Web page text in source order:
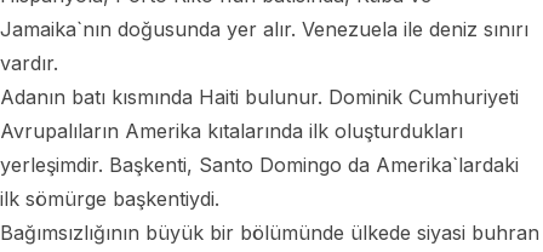
Jamaika`nın doğusunda yer alır. Venezuela ile deniz sınırı
vardır.
Adanın batı kısmında Haiti bulunur. Dominik Cumhuriyeti
Avrupalıların Amerika kıtalarında ilk oluşturdukları
yerleşimdir. Başkenti, Santo Domingo da Amerika`lardaki
ilk sömürge başkentiydi.
Bağımsızlığının büyük bir bölümünde ülkede siyasi buhran